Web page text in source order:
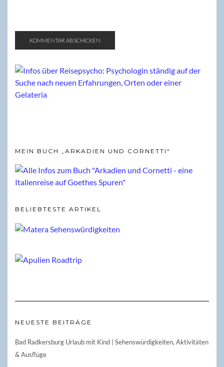
MEIN BUCH „ARKADIEN UND CORNETTI“
BELIEBTESTE ARTIKEL
NEUESTE BEITRÄGE
Bad Radkersburg Urlaub mit Kind | Sehenswürdigkeiten, Aktivitäten
& Ausflüge